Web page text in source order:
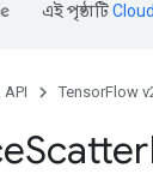
এই পৃষ্ঠাটি
API TensorFlow
Scatter